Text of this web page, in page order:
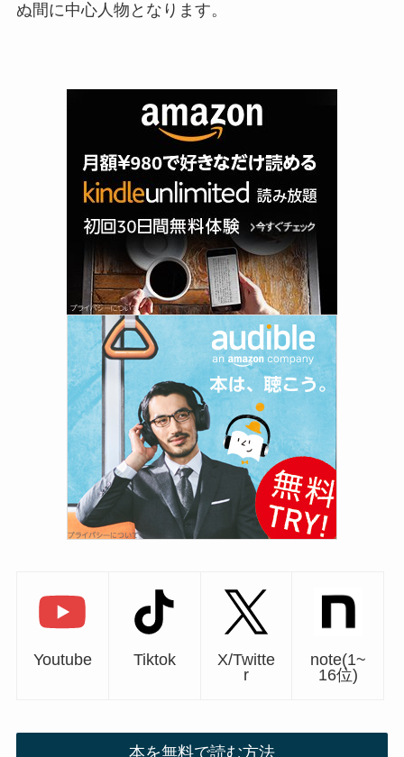
ぬ間に中心人物となります。
Youtube Tiktok
X/Twitte
r
note(1~
16位)
本を無料で読む方法